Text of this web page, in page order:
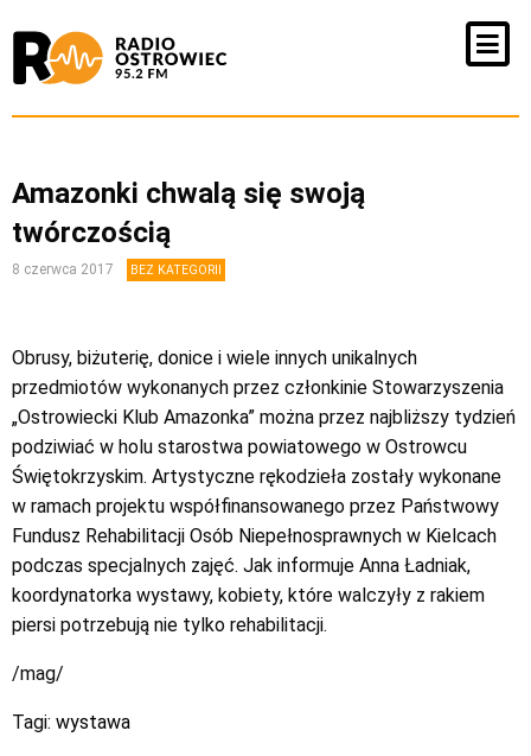
Amazonki chwalą się swoją
twórczością
8 czerwca 2017 BEZ KATEGORII
Obrusy, biżuterię, donice i wiele innych unikalnych
przedmiotów wykonanych przez członkinie Stowarzyszenia
„Ostrowiecki Klub Amazonka” można przez najbliższy tydzień
podziwiać w holu starostwa powiatowego w Ostrowcu
Świętokrzyskim. Artystyczne rękodzieła zostały wykonane
w ramach projektu współfinansowanego przez Państwowy
Fundusz Rehabilitacji Osób Niepełnosprawnych w Kielcach
podczas specjalnych zajęć. Jak informuje Anna Ładniak,
koordynatorka wystawy, kobiety, które walczyły z rakiem
piersi potrzebują nie tylko rehabilitacji.
/mag/
Tagi: wystawa